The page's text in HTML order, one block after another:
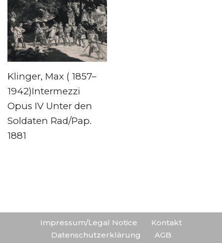
Klinger, Max ( 1857–
1942)Intermezzi
Opus IV Unter den
Soldaten Rad/Pap.
1881
Impressum/Legal Notice
Kontakt
Datenschutzerklärung
AGB